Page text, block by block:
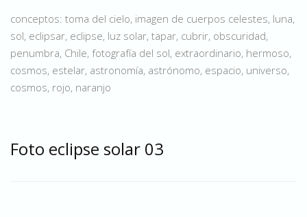
conceptos: toma del cielo, imagen de cuerpos celestes, luna,
sol, eclipsar, eclipse, luz solar, tapar, cubrir, obscuridad,
penumbra, Chile, fotografía del sol, extraordinario, hermoso,
cosmos, estelar, astronomía, astrónomo, espacio, universo,
cosmos, rojo, naranjo
Foto eclipse solar 03